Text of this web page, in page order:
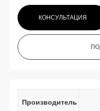
КОНСУЛЬТАЦИЯ
Производитель